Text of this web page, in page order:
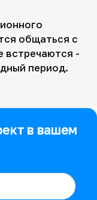
общаться с
встречаются -
период.
в вашем